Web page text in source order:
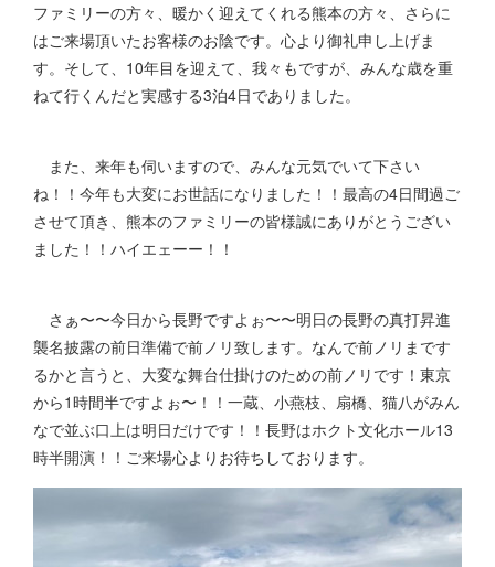
ファミリーの方々、暖かく迎えてくれる熊本の方々、さらに
はご来場頂いたお客様のお陰です。心より御礼申し上げま
す。そして、10年目を迎えて、我々もですが、みんな歳を重
ねて行くんだと実感する3泊4日でありました。
また、来年も伺いますので、みんな元気でいて下さい
ね！！今年も大変にお世話になりました！！最高の4日間過ご
させて頂き、熊本のファミリーの皆様誠にありがとうござい
ました！！ハイエェーー！！
さぁ〜〜今日から長野ですよぉ〜〜明日の長野の真打昇進
襲名披露の前日準備で前ノリ致します。なんで前ノリまです
るかと言うと、大変な舞台仕掛けのための前ノリです！東京
から1時間半ですよぉ〜！！一蔵、小燕枝、扇橋、猫八がみん
なで並ぶ口上は明日だけです！！長野はホクト文化ホール13
時半開演！！ご来場心よりお待ちしております。